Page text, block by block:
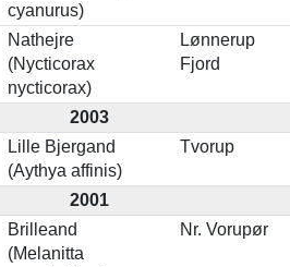
cyanurus)
Nathejre
(Nycticorax
nycticorax)
Lønnerup
Fjord
2003
Lille Bjergand
(Aythya affinis)
Tvorup
2001
Brilleand
(Melanitta
Nr. Vorupør